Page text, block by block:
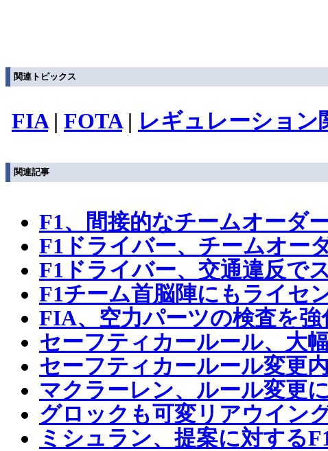
関連トピックス
FIA| FOTA| レギュレーション
関連記事
F1、間接的なチームオーダ
F1ドライバー、チームオー
F1ドライバー、交通違反で
F1チーム首脳陣にもライセ
FIA、空力パーツの検査を強
セーフティカールール、大
セーフティカールール変更
マクラーレン、ルール変更
グロックも可変リアウイン
ミシュラン、提案に対する